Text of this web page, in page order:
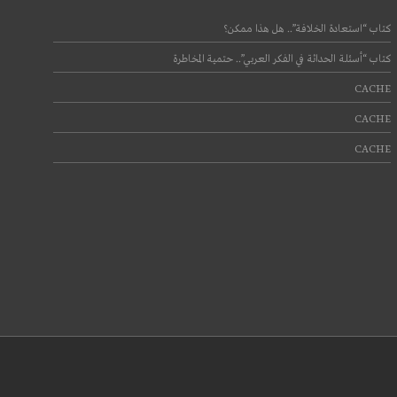
كتاب “استعادة الخلافة”.. هل هذا ممكن؟
كتاب “أسئلة الحداثة في الفكر العربي”.. حتمية المخاطرة
CACHE
CACHE
CACHE